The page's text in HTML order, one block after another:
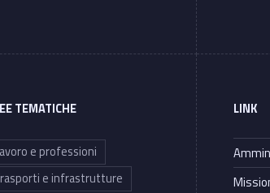
TEMATICHE
e professioni
e infrastrutture
LINK